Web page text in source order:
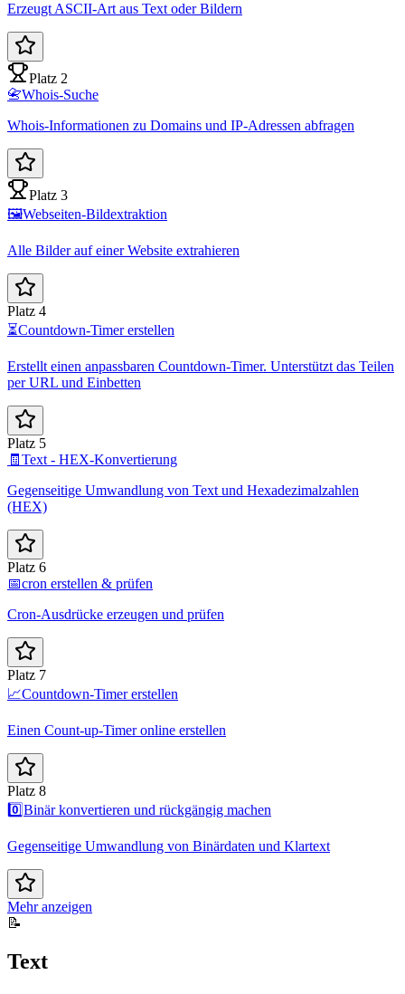
Erzeugt ASCII-Art aus Text oder Bildern
Platz 2
📇Whois-Suche
Whois-Informationen zu Domains und IP-Adressen abfragen
Platz 3
🖼️Webseiten-Bildextraktion
Alle Bilder auf einer Website extrahieren
Platz 4
⏳Countdown-Timer erstellen
Erstellt einen anpassbaren Countdown-Timer. Unterstützt das Teilen
per URL und Einbetten
Platz 5
🧾 Text - HEX-Konvertierung
Gegenseitige Umwandlung von Text und Hexadezimalzahlen
(HEX)
Platz 6
📅cron erstellen & prüfen
Cron-Ausdrücke erzeugen und prüfen
Platz 7
📈Countdown-Timer erstellen
Einen Count-up-Timer online erstellen
Platz 8
0️⃣Binär konvertieren und rückgängig machen
Gegenseitige Umwandlung von Binärdaten und Klartext
Mehr anzeigen
📝
Text